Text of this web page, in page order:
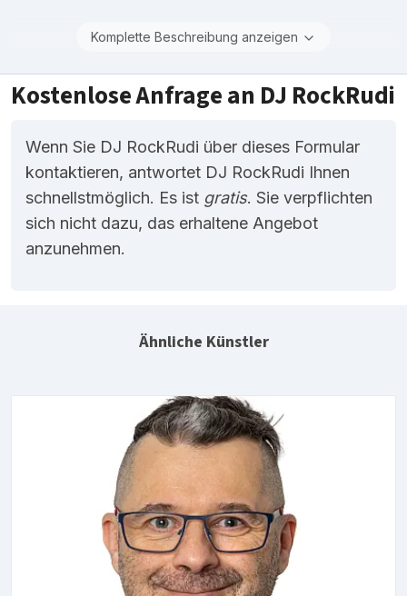
Komplette Beschreibung anzeigen
Kostenlose Anfrage an DJ RockRudi
Wenn Sie DJ RockRudi über dieses Formular
kontaktieren, antwortet DJ RockRudi Ihnen
schnellstmöglich. Es ist gratis. Sie verpflichten
sich nicht dazu, das erhaltene Angebot
anzunehmen.
Ähnliche Künstler